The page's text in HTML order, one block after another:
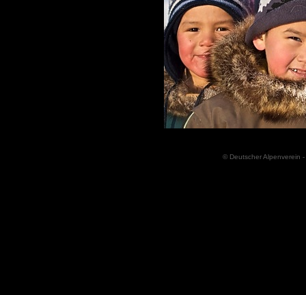
© Deutscher Alpenverein